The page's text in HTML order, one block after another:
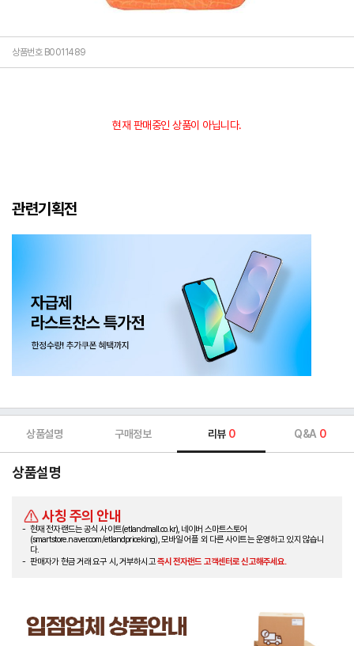
상품번호 B0011489
현재 판매중인 상품이 아닙니다.
관련기획전
상품설명 구매정보 리뷰 0 Q&A 0
상품설명
사칭 주의 안내
현재 전자랜드는 공식 사이트(etlandmall.co.kr), 네이버 스마트스토어
(smartstore.naver.com/etlandpriceking), 모바일 어플 외 다른 사이트는 운영하고 있지 않습니
다.
판매자가 현금 거래 요구 시, 거부하시고즉시 전자랜드 고객센터로 신고해주세요.